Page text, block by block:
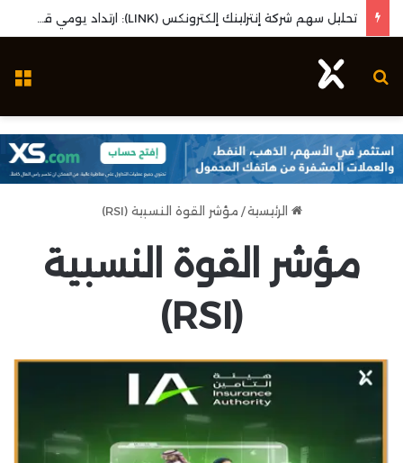
تحليل عملة باينانس كوين (BNB/USD): النطاق التجمعي وتحديد التوجه المستقبلي
بحث عن
الرئيسية / مؤشر القوة النسبية (RSI)
مؤشر القوة النسبية
(RSI)